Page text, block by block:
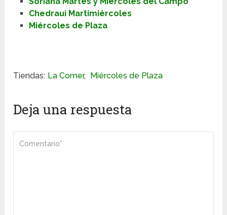
Chedraui Martimiércoles
Miércoles de Plaza
Tiendas: La Comer, Miércoles de Plaza
Deja una respuesta